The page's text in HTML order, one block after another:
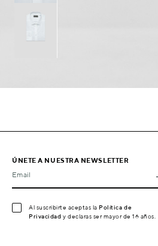
ÚNETE A NUESTRA NEWSLETTER
Email
Al suscribirte aceptas la Política de
Privacidad y declaras ser mayor de 16 años.